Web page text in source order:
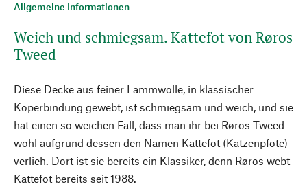
Allgemeine Informationen
Weich und schmiegsam. Kattefot von Røros
Tweed
Diese Decke aus feiner Lammwolle, in klassischer
Köperbindung gewebt, ist schmiegsam und weich, und sie
hat einen so weichen Fall, dass man ihr bei Røros Tweed
wohl aufgrund dessen den Namen Kattefot (Katzenpfote)
verlieh. Dort ist sie bereits ein Klassiker, denn Røros webt
Kattefot bereits seit 1988.